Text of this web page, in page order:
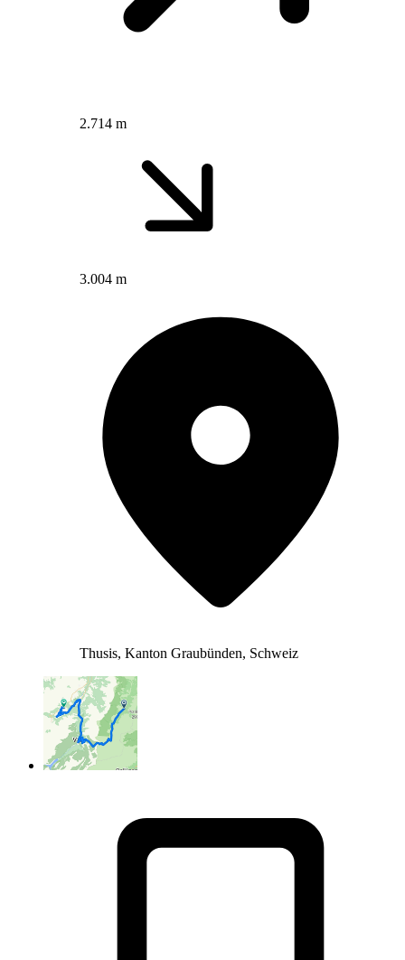
2.714 m
3.004 m
Thusis, Kanton Graubünden, Schweiz